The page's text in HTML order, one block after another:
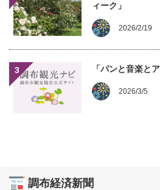
ィーク」
2026/2/19
3 「パンと音楽と
2026/3/5
調布経済新聞